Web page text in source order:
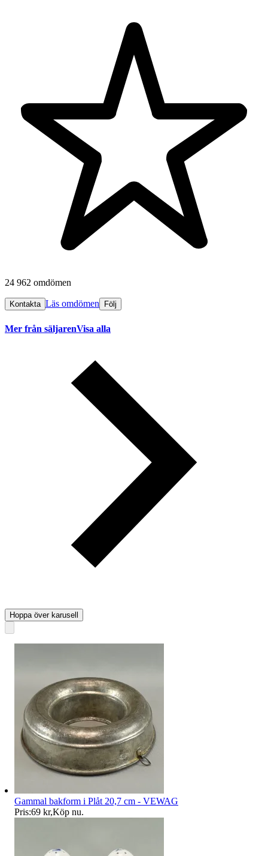
24 962 omdömen
Kontakta Läs omdömen Följ
Mer från säljarenVisa alla
Hoppa över karusell
Gammal bakform i Plåt 20,7 cm - VEWAG
Pris:69 kr,Köp nu.